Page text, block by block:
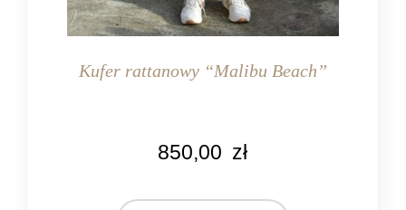
Kufer rattanowy “Malibu Beach”
850,00 zł